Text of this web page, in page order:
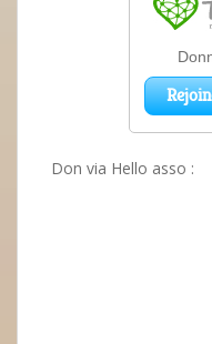
Don via Hello asso :